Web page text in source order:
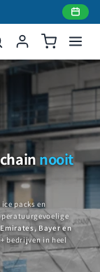
nooit
packs en
Bayer en
bedrijven in heel